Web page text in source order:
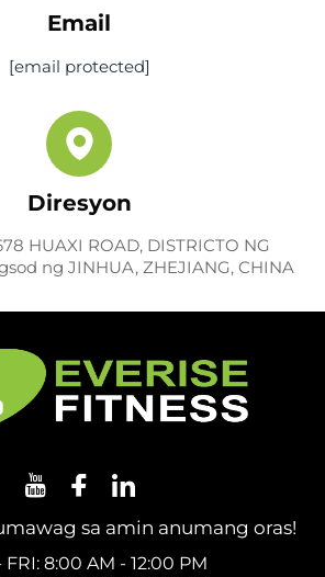
Email
[email protected]
Diresyon
HUAXI ROAD, DISTRICTO NG
ng JINHUA, ZHEJIANG, CHINA
sa amin anumang oras!
FRI: 8:00 AM - 12:00 PM